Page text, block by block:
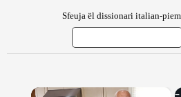
Sfeuja ël dissionari italian-